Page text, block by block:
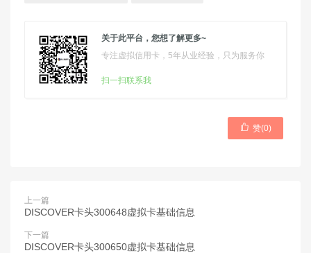
关于此平台，您想了解更多~
专注虚拟信用卡，5年从业经验，只为服务你
扫一扫联系我
 赞(0)
上一篇
DISCOVER卡头300648虚拟卡基础信息
下一篇
DISCOVER卡头300650虚拟卡基础信息